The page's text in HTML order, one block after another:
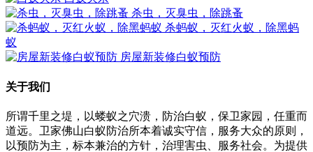
杀虫，灭臭虫，除跳蚤
杀蚂蚁，灭红火蚁，除黑蚂
蚁
房屋新装修白蚁预防
关于我们
所谓千里之堤，以蝼蚁之穴溃，防治白蚁，保卫家园，任重而
道远。卫家佛山白蚁防治所本着诚实守信，服务大众的原则，
以预防为主，标本兼治的方针，治理害虫、服务社会。为提供